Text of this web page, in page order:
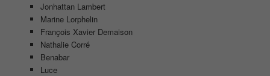
Jonhattan Lambert
Marine Lorphelin
François Xavier Demaison
Nathalie Corré
Benabar
Luce